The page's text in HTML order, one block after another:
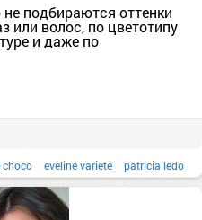
#яркаяпомада яркаяпомада
подбираются оттенки
или волос, по цветотипу
и даже по
choco eveline variete patricia ledo
#swj swj